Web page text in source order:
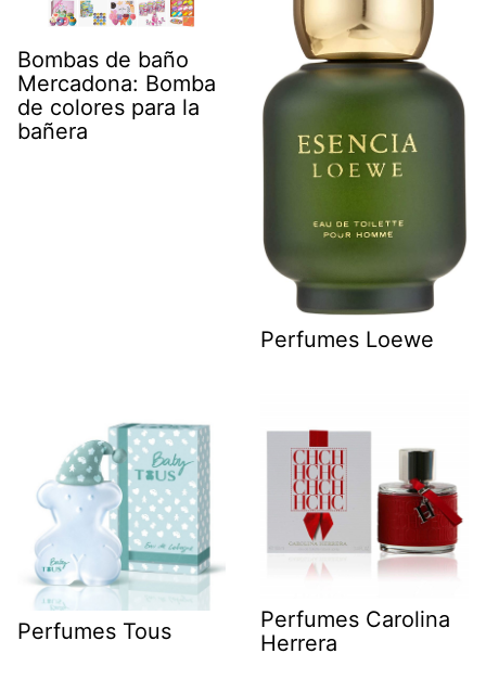
Bombas de baño
Mercadona: Bomba
de colores para la
bañera
Perfumes Loewe
Perfumes Tous
Perfumes Carolina
Herrera